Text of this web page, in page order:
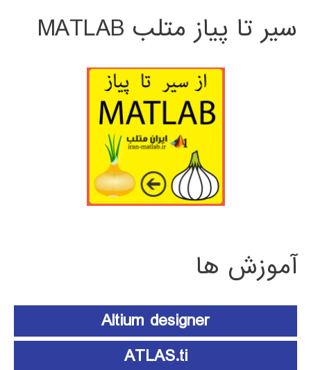
سیر تا پیاز متلب MATLAB
آموزش ها
Altium designer
ATLAS.ti